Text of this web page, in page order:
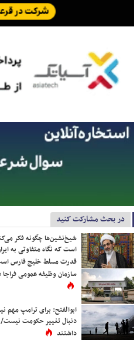
در بحث مشارکت کنید
شیخ‌نشین‌ها چگونه فکر
است که نگاه متفاوتی به
قدرت مسلط خلیج فارس
سازمان وظیفه عمومی فراجا
ابوالفتح: برای ترامپ مهم
دنبال تغییر حکومت
داشتند